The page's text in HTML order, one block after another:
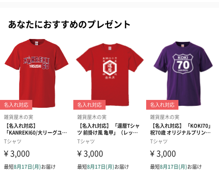
サイズ
名入れ対応可能
名前をプリントすることで世界で一枚の長寿のお祝いTシャツをプ
レゼントできます。
※名入れの箇所は前面・図柄下の点線内です
※名入れする文字色はホワイトです
※名入れは有料オプションです
あなたにおすすめのプレゼント